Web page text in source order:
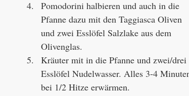
Pomodorini halbieren und auch in die
Pfanne dazu mit den Taggiasca Oliven
und zwei Esslöfel Salzlake aus dem
Olivenglas.
Kräuter mit in die Pfanne und zwei/drei
Esslöfel Nudelwasser. Alles 3-4
bei 1/2 Hitze erwärmen.